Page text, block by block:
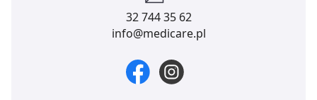
32 744 35 62
info@medicare.pl